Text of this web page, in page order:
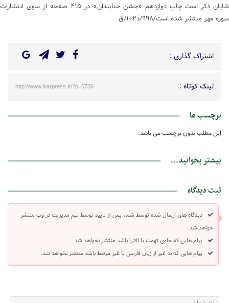
شایان ذکر است چاپ دوازدهم «جشن حنابندان»‌ در ۴۱۵ صفحه از سوی انتشارات
سوره مهر منتشر شده است/۹۹۸/د۱۰۲/ق
اشتراک گذاری :
لینک کوتاه : http://www.isarpress.ir/?p=5736
برچسب ها
این مطلب بدون برچسب می باشد.
بیشتر بخوانید...
ثبت دیدگاه
دیدگاه های ارسال شده توسط شما، پس از تایید توسط تیم مدیریت در وب منتشر
خواهد شد.
پیام هایی که حاوی تهمت یا افترا باشد منتشر نخواهد شد.
پیام هایی که به غیر از زبان فارسی یا غیر مرتبط باشد منتشر نخواهد شد.